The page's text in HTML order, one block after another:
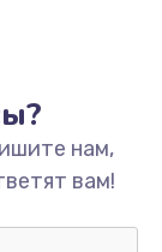
нам,
вам!